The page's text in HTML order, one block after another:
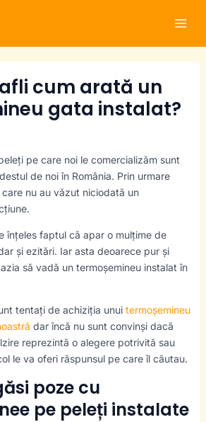
cum arată un
gata instalat?
pe care noi le comercializăm sunt
de noi în România. Prin urmare
nu au văzut niciodată un
înțeles faptul că apar o mulțime de
și ezitări. Iar asta deoarece pur și
să vadă un termoșemineu instalat în
tentați de achiziția unui termoșemineu
dar încă nu sunt convinși dacă
reprezintă o alegere potrivită sau
le va oferi răspunsul pe care îl căutau.
poze cu
pe peleți instalate